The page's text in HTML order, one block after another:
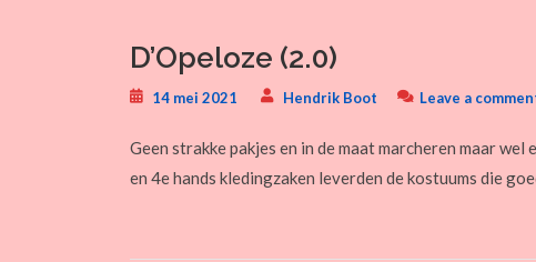
D’Opeloze (2.0)
14 mei 2021 Hendrik Boot Leave a
Geen strakke pakjes en in de maat marcheren maar wel
en 4e hands kledingzaken leverden de kostuums die